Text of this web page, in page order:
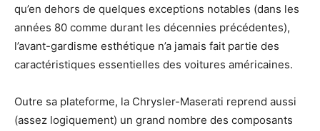
qu’en dehors de quelques exceptions notables (dans les
années 80 comme durant les décennies précédentes),
l’avant-gardisme esthétique n’a jamais fait partie des
caractéristiques essentielles des voitures américaines.
Outre sa plateforme, la Chrysler-Maserati reprend aussi
(assez logiquement) un grand nombre des composants